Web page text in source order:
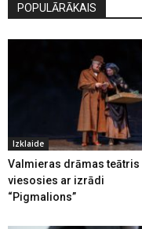
POPULĀRĀKAIS
Izklaide
Valmieras drāmas teātris
viesosies ar izrādi
“Pigmalions”